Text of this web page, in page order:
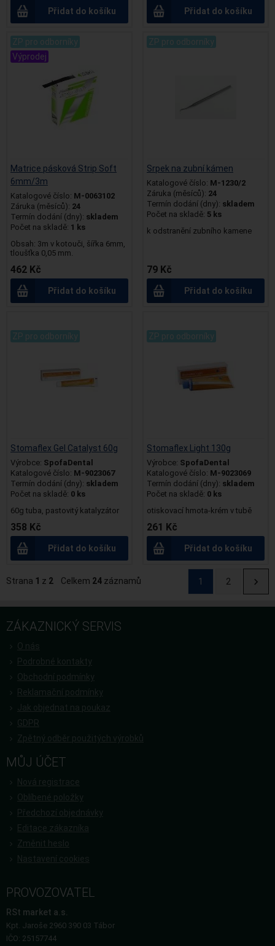
Přidat do košíku Přidat do košíku
ZP pro odborníky
Výprodej
Matrice pásková Strip Soft
6mm/3m
Katalogové číslo: M-0063102
Záruka (měsíců): 24
Termín dodání (dny): skladem
Počet na skladě: 1 ks
Obsah: 3m v kotouči, šířka 6mm,
tloušťka 0,05 mm.
462 Kč
Přidat do košíku
ZP pro odborníky
Srpek na zubní kámen
Katalogové číslo: M-1230/2
Záruka (měsíců): 24
Termín dodání (dny): skladem
Počet na skladě: 5 ks
k odstranění zubního kamene
79 Kč
Přidat do košíku
ZP pro odborníky
Stomaflex Gel Catalyst 60g
Výrobce: SpofaDental
Katalogové číslo: M-9023067
Termín dodání (dny): skladem
Počet na skladě: 0 ks
60g tuba, pastovitý katalyzátor
358 Kč
Přidat do košíku
ZP pro odborníky
Stomaflex Light 130g
Výrobce: SpofaDental
Katalogové číslo: M-9023069
Termín dodání (dny): skladem
Počet na skladě: 0 ks
otiskovací hmota-krém v tubě
261 Kč
Přidat do košíku
Strana 1 z 2 Celkem 24 záznamů 1 2
ZÁKAZNICKÝ SERVIS
O nás
Podrobné kontakty
Obchodní podmínky
Reklamační podmínky
Jak objednat na poukaz
GDPR
Zpětný odběr použitých výrobků
MŮJ ÚČET
Nová registrace
Oblíbené položky
Předchozí objednávky
Editace zákazníka
Změnit heslo
Nastavení cookies
PROVOZOVATEL
RSt market a.s.
Kpt. Jaroše 2960 390 03 Tábor
IČO: 25157744